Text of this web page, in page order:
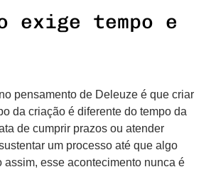
exige tempo e
pensamento de Deleuze é que criar
da criação é diferente do tempo da
de cumprir prazos ou atender
um processo até que algo
assim, esse acontecimento nunca é